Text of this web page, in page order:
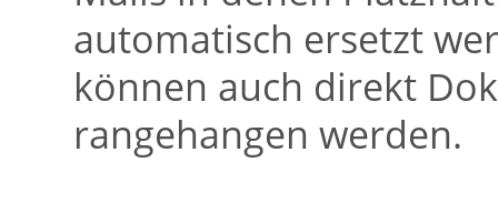
automatisch ersetzt
können auch direkt
rangehangen werden.